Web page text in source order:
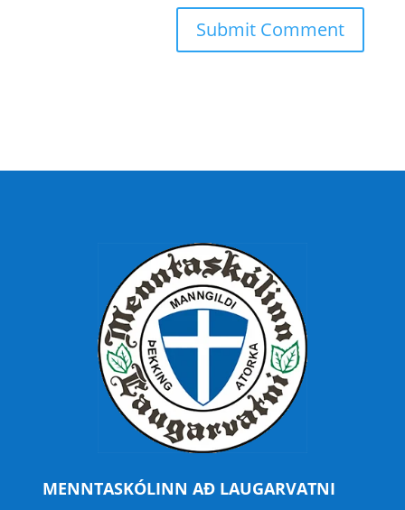
MENNTASKÓLINN AÐ LAUGARVATNI